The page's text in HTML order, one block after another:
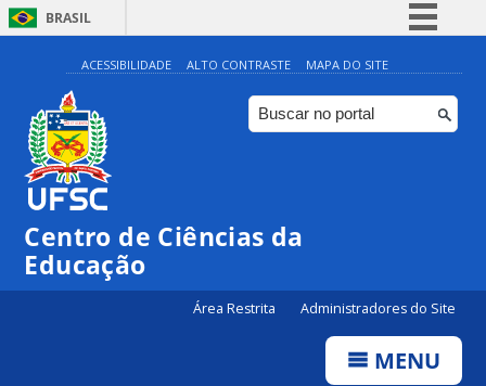
BRASIL
Simplifique!
Comunica BR
Participe
ACESSIBILIDADE ALTO CONTRASTE MAPA DO SITE
Centro de Ciências da
Educação
Área Restrita Administradores do Site
MENU